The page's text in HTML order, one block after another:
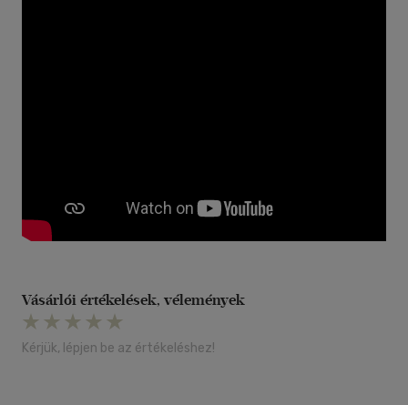
Vásárlói értékelések, vélemények
Kérjük, lépjen be az értékeléshez!